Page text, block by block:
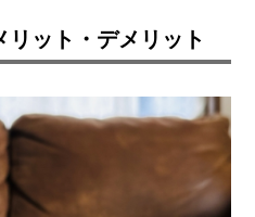
ット・デメリット